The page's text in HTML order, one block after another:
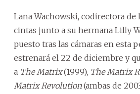
Lana Wachowski, codirectora de
cintas junto a su hermana Lilly
puesto tras las cámaras en esta
estrenará el 22 de diciembre y
a The Matrix(1999), The Matrix
Matrix Revolution(ambas de